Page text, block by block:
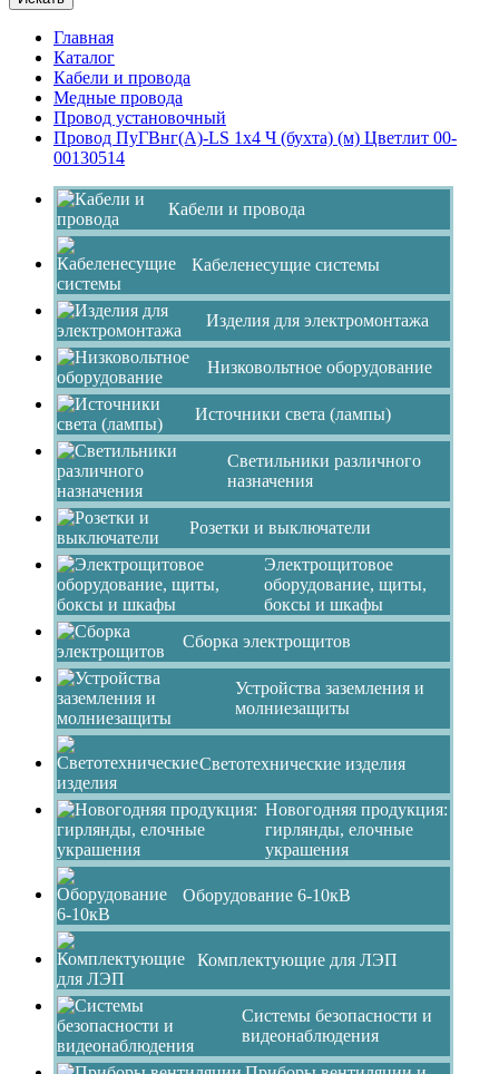
Главная
Каталог
Кабели и провода
Медные провода
Провод установочный
Провод ПуГВнг(А)-LS 1х4 Ч (бухта) (м) Цветлит 00-
00130514
Кабели и провода
Кабеленесущие системы
Изделия для электромонтажа
Низковольтное оборудование
Источники света (лампы)
Светильники различного
назначения
Розетки и выключатели
Электрощитовое
оборудование, щиты,
боксы и шкафы
Сборка электрощитов
Устройства заземления и
молниезащиты
Светотехнические изделия
Новогодняя продукция:
гирлянды, елочные
украшения
Оборудование 6-10кВ
Комплектующие для ЛЭП
Системы безопасности и
видеонаблюдения